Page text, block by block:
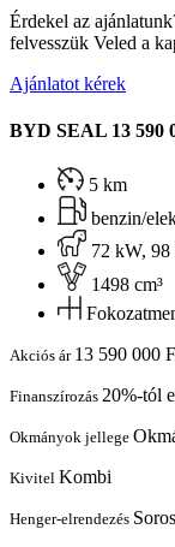
Érdekel az
felvesszük Veled a
Ajánlatot kérek
BYD SEAL 13 590
5 km
benzin/
72 kW, 98
1498 cm³
Akciós ár 13 590 000
Finanszírozás 20%-tól
Okmányok jellege
Kivitel Kombi
Henger-elrendezés Soros